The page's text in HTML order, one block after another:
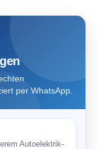
per WhatsApp.
Autoelektrik-